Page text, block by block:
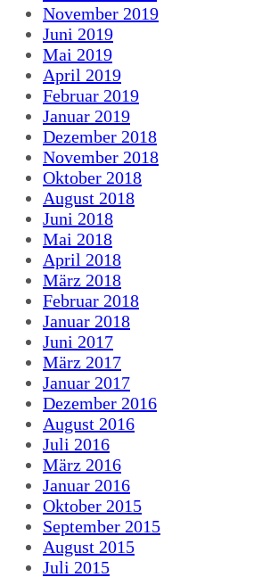
November 2019
Juni 2019
Mai 2019
April 2019
Februar 2019
Januar 2019
Dezember 2018
November 2018
Oktober 2018
August 2018
Juni 2018
Mai 2018
April 2018
März 2018
Februar 2018
Januar 2018
Juni 2017
März 2017
Januar 2017
Dezember 2016
August 2016
Juli 2016
März 2016
Januar 2016
Oktober 2015
September 2015
August 2015
Juli 2015